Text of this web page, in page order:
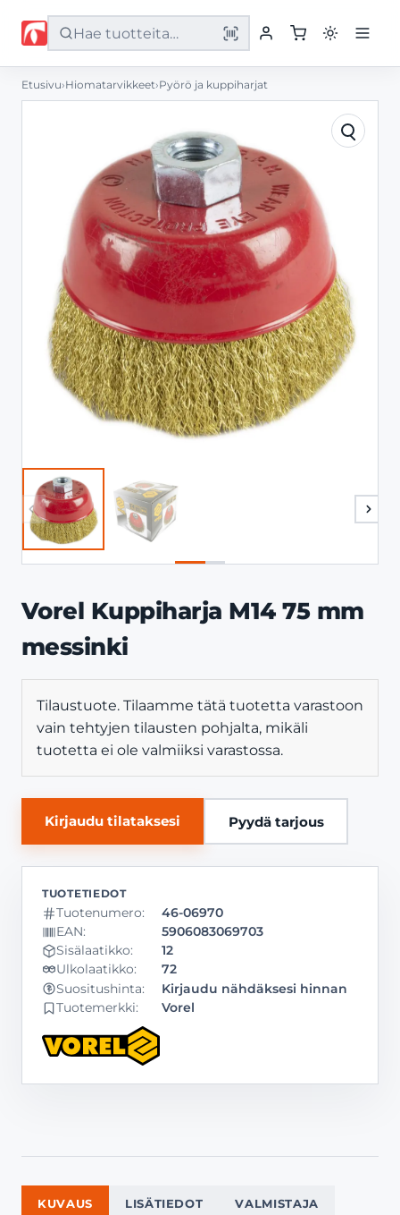
Etusivu
Palvelut
Yritys
Yhteystiedot
Etusivu›Hiomatarvikkeet›Pyörö ja kuppiharjat
Vorel Kuppiharja M14 75 mm
messinki
Tilaustuote. Tilaamme tätä tuotetta varastoon
vain tehtyjen tilausten pohjalta, mikäli
tuotetta ei ole valmiiksi varastossa.
Kirjaudu tilataksesi Pyydä tarjous
Tuotenumero:
46-06970
EAN:
5906083069703
Sisälaatikko:
12
Ulkolaatikko:
72
Suositushinta:
Kirjaudu nähdäksesi hinnan
Tuotemerkki: Vorel
KUVAUS LISÄTIEDOT VALMISTAJA